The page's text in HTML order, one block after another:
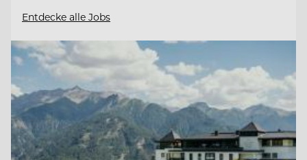
Entdecke alle Jobs